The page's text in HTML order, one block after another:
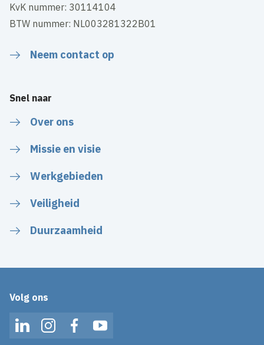
KvK nummer: 30114104
BTW nummer: NL003281322B01
Neem contact op
Snel naar
Over ons
Missie en visie
Werkgebieden
Veiligheid
Duurzaamheid
Volg ons
LinkedInInstagramFacebookYouTube